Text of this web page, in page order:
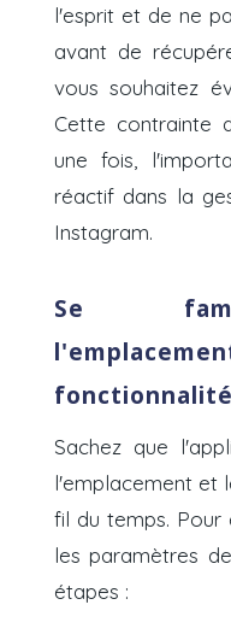
l'esprit et de ne
avant de
vous souhaitez
Cette contrainte
une fois,
réactif dans la
Instagram.
Se
fonctionnalité
Sachez que
l'emplacement et
fil du temps.
les paramètres
étapes :